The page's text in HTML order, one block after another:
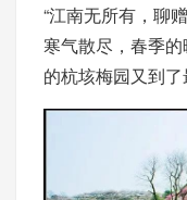
“江南无所有，聊
寒气散尽，春季
的杭垓梅园又到了